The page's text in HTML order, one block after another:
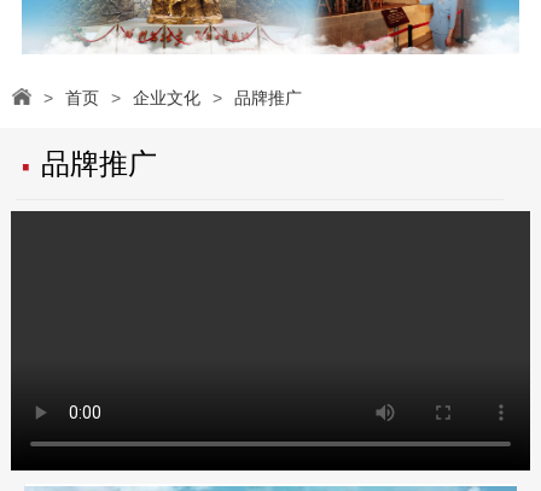
党建工作
企业文化
信息公开
> 首页 > 企业文化 > 品牌推广
· 品牌推广